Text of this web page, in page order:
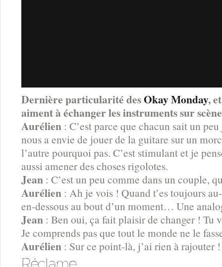
Dernière particularité desOkay Monday,
aiment à échanger les instruments sur
Aurélien : C’est parce que chacun sait un
nous a envie de jouer de la guitare sur un
l’autre pourquoi pas. C’est stimulant et je
aussi amener des choses rigolotes.
Jean : C’est un peu comme dans un couple,
Aurélien : Ah je vois ! Quand t’es toujours
en-dessous au bout d’un moment… Une
Jean : Ben oui, ça fait plaisir de changer ! Tu
Je comprends pas que tout le monde ne le
Aurélien : Sur ce point-là, j’ai rien à rajouter !